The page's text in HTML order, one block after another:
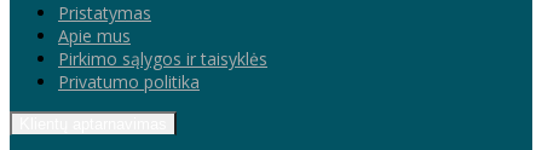
Pristatymas
Apie mus
Pirkimo sąlygos ir taisyklės
Privatumo politika